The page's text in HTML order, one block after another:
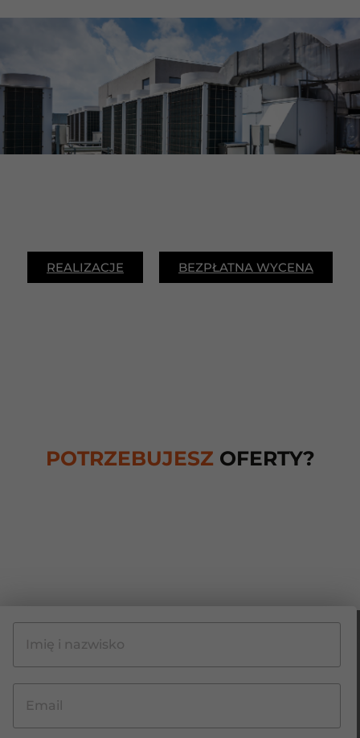
REALIZACJE BEZPŁATNA WYCENA
POTRZEBUJESZ OFERTY?